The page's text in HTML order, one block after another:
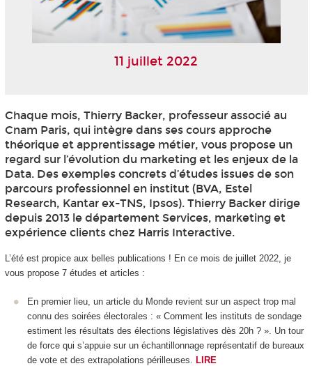
11 juillet 2022
Chaque mois, Thierry Backer, professeur associé au
Cnam Paris, qui intègre dans ses cours approche
théorique et apprentissage métier, vous propose un
regard sur l’évolution du marketing et les enjeux de la
Data. Des exemples concrets d’études issues de son
parcours professionnel en institut (BVA, Estel
Research, Kantar ex-TNS, Ipsos). Thierry Backer dirige
depuis 2013 le département Services, marketing et
expérience clients chez Harris Interactive.
L’été est propice aux belles publications ! En ce mois de juillet 2022, je
vous propose 7 études et articles :
En premier lieu, un article du Monde revient sur un aspect trop mal
connu des soirées électorales : « Comment les instituts de sondage
estiment les résultats des élections législatives dès 20h ? ». Un tour
de force qui s’appuie sur un échantillonnage représentatif de bureaux
de vote et des extrapolations périlleuses.
LIRE